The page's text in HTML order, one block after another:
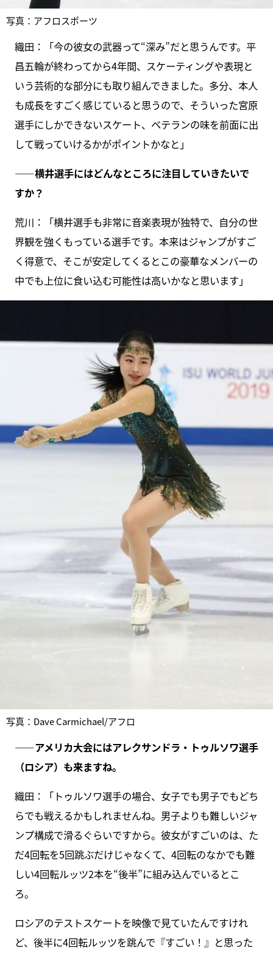
写真：アフロスポーツ
織田：「今の彼女の武器って“深み”だと思うんです。平
昌五輪が終わってから4年間、スケーティングや表現と
いう芸術的な部分にも取り組んできました。多分、本人
も成長をすごく感じていると思うので、そういった宮原
選手にしかできないスケート、ベテランの味を前面に出
して戦っていけるかがポイントかなと」
――横井選手にはどんなところに注目していきたいで
すか？
荒川：「横井選手も非常に音楽表現が独特で、自分の世
界観を強くもっている選手です。本来はジャンプがすご
く得意で、そこが安定してくるとこの豪華なメンバーの
中でも上位に食い込む可能性は高いかなと思います」
写真：Dave Carmichael/アフロ
――アメリカ大会にはアレクサンドラ・トゥルソワ選手
（ロシア）も来ますね。
織田：「トゥルソワ選手の場合、女子でも男子でもどち
らでも戦えるかもしれませんね。男子よりも難しいジャ
ンプ構成で滑るぐらいですから。彼女がすごいのは、た
だ4回転を5回跳ぶだけじゃなくて、4回転のなかでも難
しい4回転ルッツ2本を“後半”に組み込んでいるとこ
ろ。
ロシアのテストスケートを映像で見ていたんですけれ
ど、後半に4回転ルッツを跳んで『すごい！』と思った